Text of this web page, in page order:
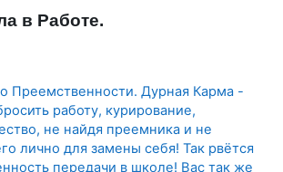
в Работе.
Преемственности. Дурная Карма -
работу, курирование,
не найдя преемника и не
лично для замены себя! Так рвётся
передачи в школе! Вас так же